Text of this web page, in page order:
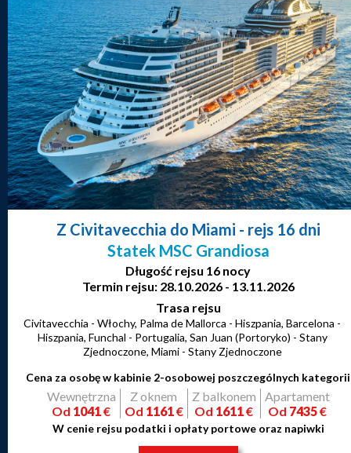
Z Civitavecchia do Miami - rejs 16 dni
Statek MSC Grandiosa
Długość rejsu 16 nocy
Termin rejsu: 28.10.2026 - 13.11.2026
Trasa rejsu
Civitavecchia - Włochy, Palma de Mallorca - Hiszpania, Barcelona -
Hiszpania, Funchal - Portugalia, San Juan (Portoryko) - Stany
Zjednoczone, Miami - Stany Zjednoczone
Cena za osobę w kabinie 2-osobowej poszczególnych kategorii
Wewnętrzna
Od 1041€
Z oknem
Od 1161€
Z balkonem
Od 1611€
Apartament
Od 7435€
W cenie rejsu podatki i opłaty portowe oraz napiwki